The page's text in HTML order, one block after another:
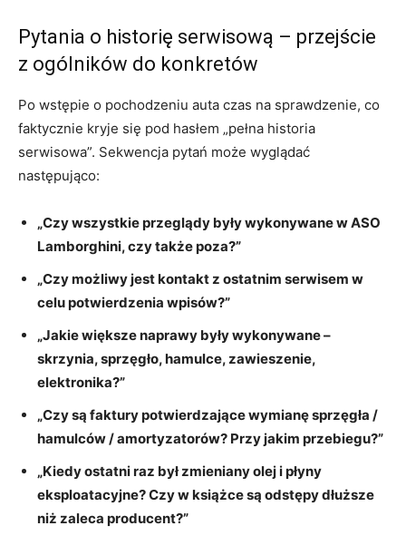
Pytania o historię serwisową – przejście
z ogólników do konkretów
Po wstępie o pochodzeniu auta czas na sprawdzenie, co
faktycznie kryje się pod hasłem „pełna historia
serwisowa”. Sekwencja pytań może wyglądać
następująco:
„Czy wszystkie przeglądy były wykonywane w ASO
Lamborghini, czy także poza?”
„Czy możliwy jest kontakt z ostatnim serwisem w
celu potwierdzenia wpisów?”
„Jakie większe naprawy były wykonywane –
skrzynia, sprzęgło, hamulce, zawieszenie,
elektronika?”
„Czy są faktury potwierdzające wymianę sprzęgła /
hamulców / amortyzatorów? Przy jakim przebiegu?”
„Kiedy ostatni raz był zmieniany olej i płyny
eksploatacyjne? Czy w książce są odstępy dłuższe
niż zaleca producent?”